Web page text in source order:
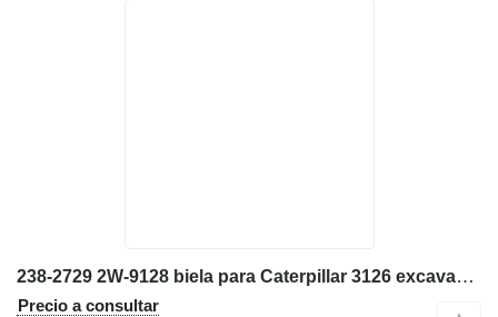
238-2729 2W-9128 biela para Caterpillar 3126 excavadora
Precio a consultar